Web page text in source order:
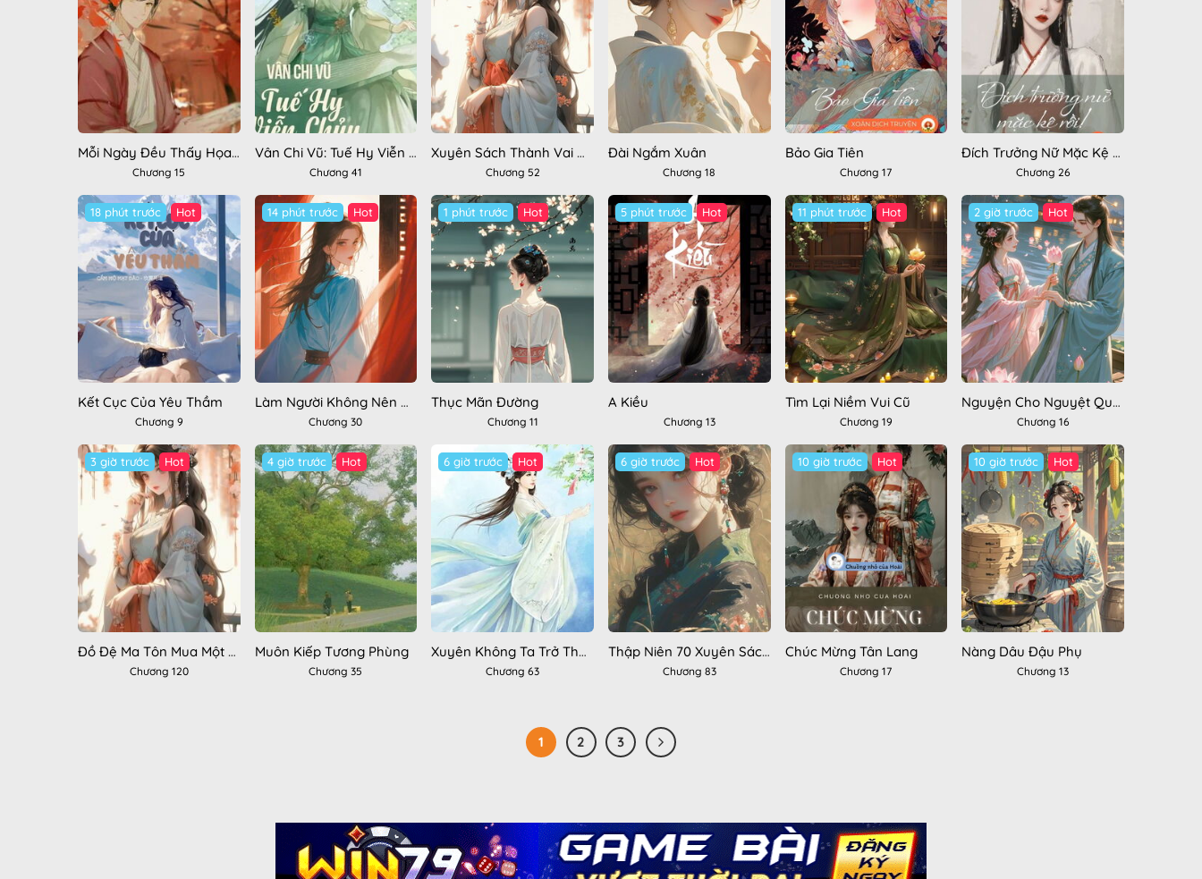
Mỗi Ngày Đều Thấy Họa Sĩ Vẽ Đông Cung Đồ
Chương 15
Vân Chi Vũ: Tuế Hy Viễn Chủy
Chương 41
Xuyên Sách Thành Vai Ác, Làm Phản Diện Thật Vui
Chương 52
Đài Ngắm Xuân
Chương 18
Bảo Gia Tiên
Chương 17
Đích Trưởng Nữ Mặc Kệ Rồi!
Chương 26
18 phút trước Hot
Kết Cục Của Yêu Thầm
Chương 9
14 phút trước Hot
Làm Người Không Nên Quá Hiểu Chuyện
Chương 30
1 phút trước Hot
Thục Mãn Đường
Chương 11
5 phút trước Hot
A Kiều
Chương 13
11 phút trước Hot
Tìm Lại Niềm Vui Cũ
Chương 19
2 giờ trước Hot
Nguyện Cho Nguyệt Quang Soi Đường Quân Tử
Chương 16
3 giờ trước Hot
Đồ Đệ Ma Tôn Mua Một Tặng Một
Chương 120
4 giờ trước Hot
Muôn Kiếp Tương Phùng
Chương 35
6 giờ trước Hot
Xuyên Không Ta Trở Thành Sủng Thê Của Quyền Thần
Chương 63
6 giờ trước Hot
Thập Niên 70 Xuyên Sách Thành Vợ Của Phản Diện
Chương 83
10 giờ trước Hot
Chúc Mừng Tân Lang
Chương 17
10 giờ trước Hot
Nàng Dâu Đậu Phụ
Chương 13
1 2 3